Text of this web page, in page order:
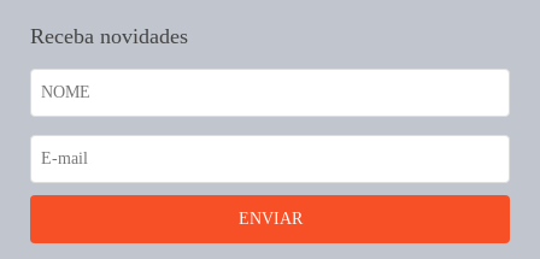
Receba novidades